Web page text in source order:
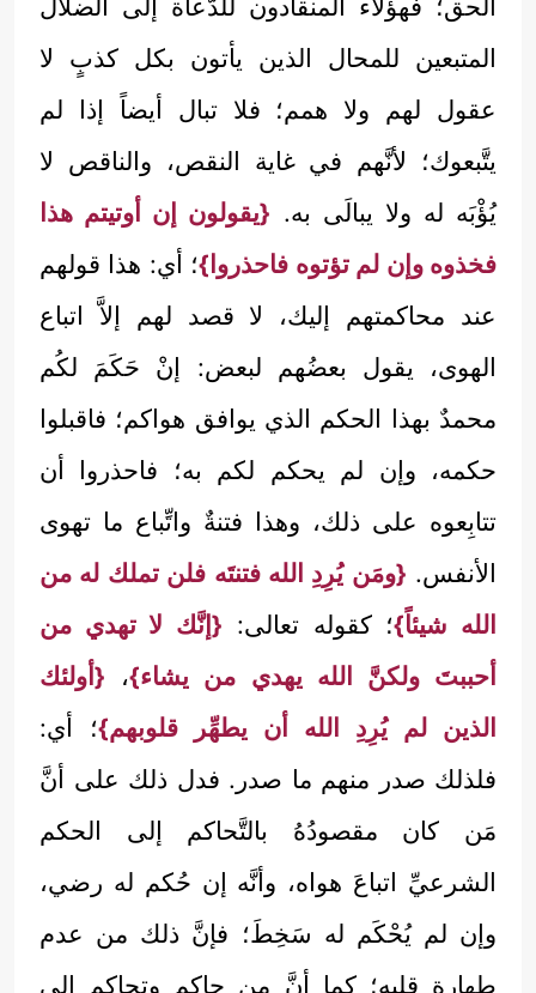
الحق؛ فهؤلاء المنقادون للدُّعاة إلى الضلال
المتبعين للمحال الذين يأتون بكل كذبٍ لا
عقول لهم ولا همم؛ فلا تبال أيضاً إذا لم
يتَّبعوك؛ لأنَّهم في غاية النقص، والناقص لا
يُؤْبَه له ولا يبالَى به. {يقولون إن أوتيتم هذا
فخذوه وإن لم تؤتوه فاحذروا}؛ أي: هذا قولهم
عند محاكمتهم إليك، لا قصد لهم إلاَّ اتباع
الهوى، يقول بعضُهم لبعض: إنْ حَكَمَ لكُم
محمدٌ بهذا الحكم الذي يوافق هواكم؛ فاقبلوا
حكمه، وإن لم يحكم لكم به؛ فاحذروا أن
تتابِعوه على ذلك، وهذا فتنةٌ واتِّباع ما تهوى
الأنفس. {ومَن يُرِدِ الله فتنتَه فلن تملك له من
الله شيئاً}؛ كقوله تعالى: {إنَّك لا تهدي من
أحببتَ ولكنَّ الله يهدي من يشاء}، {أولئك
الذين لم يُرِدِ الله أن يطهِّر قلوبهم}؛ أي:
فلذلك صدر منهم ما صدر. فدل ذلك على أنَّ
مَن كان مقصودُهُ بالتَّحاكم إلى الحكم
الشرعيِّ اتباعَ هواه، وأنَّه إن حُكم له رضي،
وإن لم يُحْكَم له سَخِطَ؛ فإنَّ ذلك من عدم
طهارة قلبه؛ كما أنَّ من حاكم وتحاكم إلى